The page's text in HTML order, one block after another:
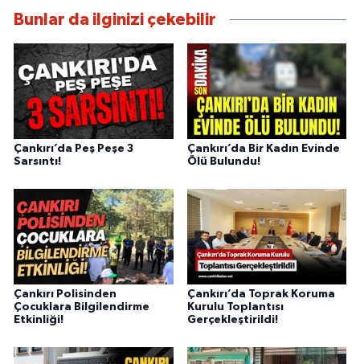
Bunlar da ilginizi çekebilir
Çankırı’da Peş Peşe 3
Sarsıntı!
Çankırı’da Bir Kadın Evinde
Ölü Bulundu!
Çankırı Polisinden
Çocuklara Bilgilendirme
Etkinliği!
Çankırı’da Toprak Koruma
Kurulu Toplantısı
Gerçekleştirildi!